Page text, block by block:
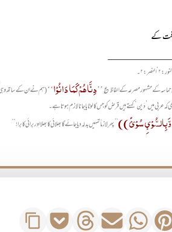
کے
حماسہ کے مشہور مصرعہ کے الفاظ؏’’دِنَّاھُمْ کَمَا دَانُوْا‘‘(ہم نے ان کے ساتھ وہی
عربی میں ’دَین‘ کہتے ہیں قرض کو جس کا لوٹایا جانا لازم ہوتا ہے۔
وَّبِالسُّوْئِ سُوْئً))’’پھر لازماً تمہیں بدلہ دیا جائے گا بھلائی کا بھلا اور برائی کا برا!‘‘